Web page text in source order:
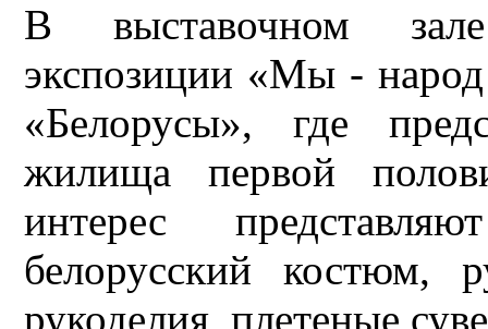
В выставочном
экспозиции «Мы - народ
«Белорусы», где
жилища первой
интерес
белорусский костюм,
рукоделия, плетеные